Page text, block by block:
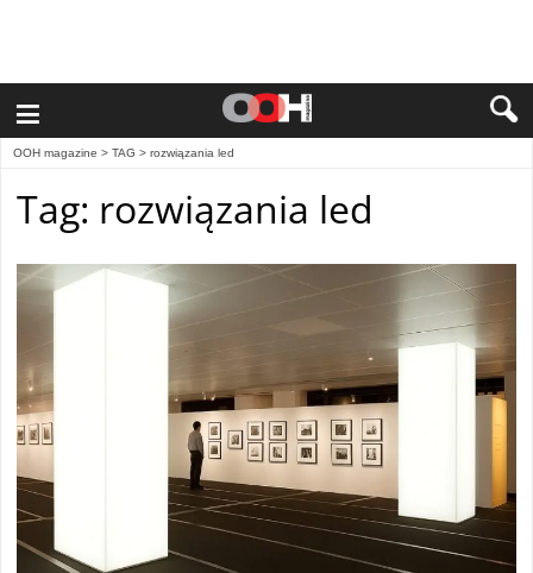
≡
OOH magazine > TAG > rozwiązania led
Tag: rozwiązania led